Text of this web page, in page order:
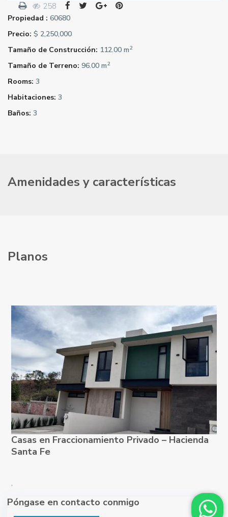
258
Propiedad : 60680
Precio: $ 2,250,000
Tamaño de Construcción: 112.00 m2
Tamaño de Terreno: 96.00 m2
Rooms: 3
Habitaciones: 3
Baños: 3
Amenidades y características
Planos
Casas en Fraccionamiento Privado – Hacienda
Santa Fe
,
Póngase en contacto conmigo